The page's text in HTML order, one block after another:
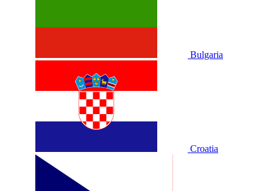
Bulgaria
Croatia